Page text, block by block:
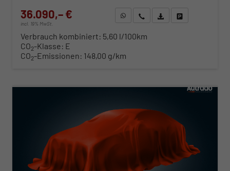
36.090,– €
incl. 19% MwSt.
WhatsApp anfragen
Wir rufen Sie anFahrzeugexposé (PDF)
Verbrauch kombiniert: 5,60 l/100km
CO2-Klasse: E
CO2-Emissionen: 148,00 g/km